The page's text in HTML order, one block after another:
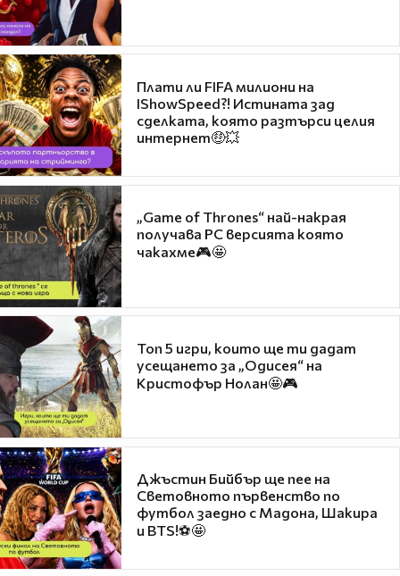
Плати ли FIFA милиони на
IShowSpeed?! Истината зад
сделката, която разтърси целия
интернет🤑💥
„Game of Thrones“ най-накрая
получава PC версията която
чакахме🎮🤩
Топ 5 игри, които ще ти дадат
усещането за „Одисея“ на
Кристофър Нолан🤩🎮
Джъстин Бийбър ще пее на
Световното първенство по
футбол заедно с Мадона, Шакира
и BTS!⚽🤩